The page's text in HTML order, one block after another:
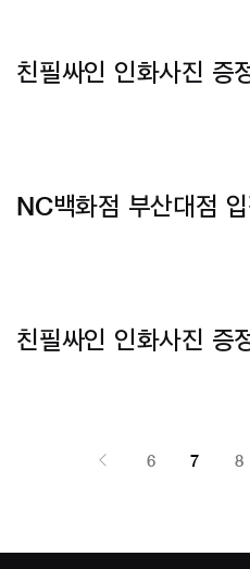
친필싸인 인화사진 증
NC백화점 부산대점
친필싸인 인화사진 증
6 7 8